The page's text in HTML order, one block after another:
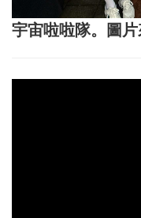
宇宙啦啦隊。圖